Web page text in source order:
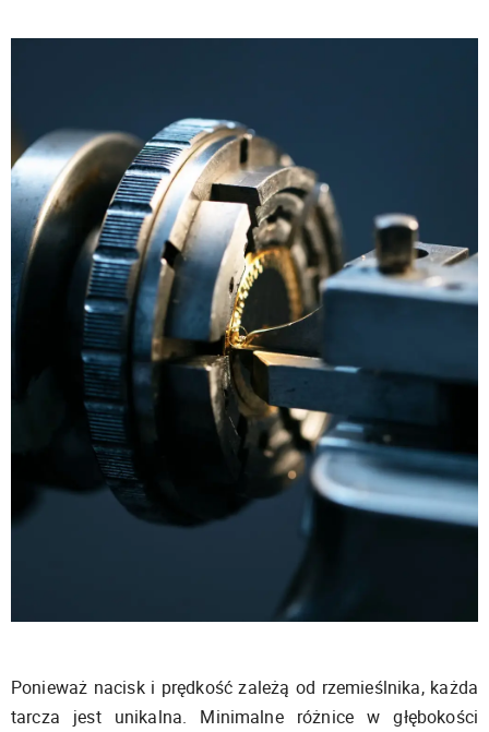
Ponieważ nacisk i prędkość zależą od rzemieślnika, każda
tarcza jest unikalna. Minimalne różnice w głębokości